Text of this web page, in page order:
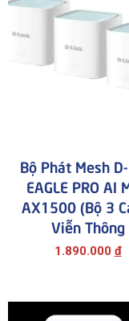
Bộ Phát Mesh
EAGLE PRO AI
AX1500 (bộ 3
Viễn Thông
1.890.000 đ